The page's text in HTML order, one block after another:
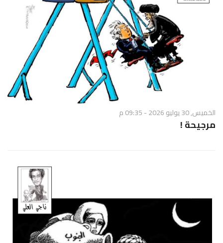
الخميس, 30 يوليو 2026 - 09:35 م
مرجيحة !